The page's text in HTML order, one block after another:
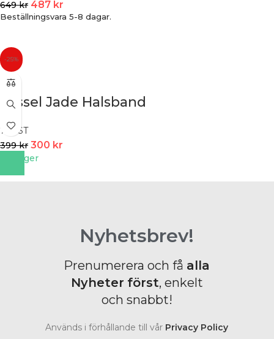
649kr 487 kr
Beställningsvara 5-8 dagar.
-25%
Tassel Jade Halsband
7EAST
399kr 300 kr
I lager
Nyhetsbrev!
Prenumerera och få alla
Nyheter först, enkelt
och snabbt!
Används i förhållande till vår Privacy Policy